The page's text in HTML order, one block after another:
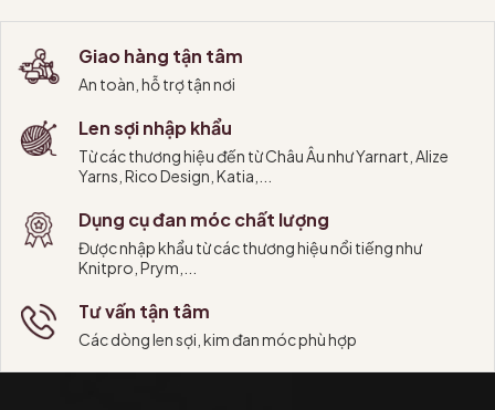
Giao hàng tận tâm
An toàn, hỗ trợ tận nơi
Len sợi nhập khẩu
Từ các thương hiệu đến từ Châu Âu như Yarnart, Alize
Yarns, Rico Design, Katia,...
Dụng cụ đan móc chất lượng
Được nhập khẩu từ các thương hiệu nổi tiếng như
Knitpro, Prym,...
Tư vấn tận tâm
Các dòng len sợi, kim đan móc phù hợp